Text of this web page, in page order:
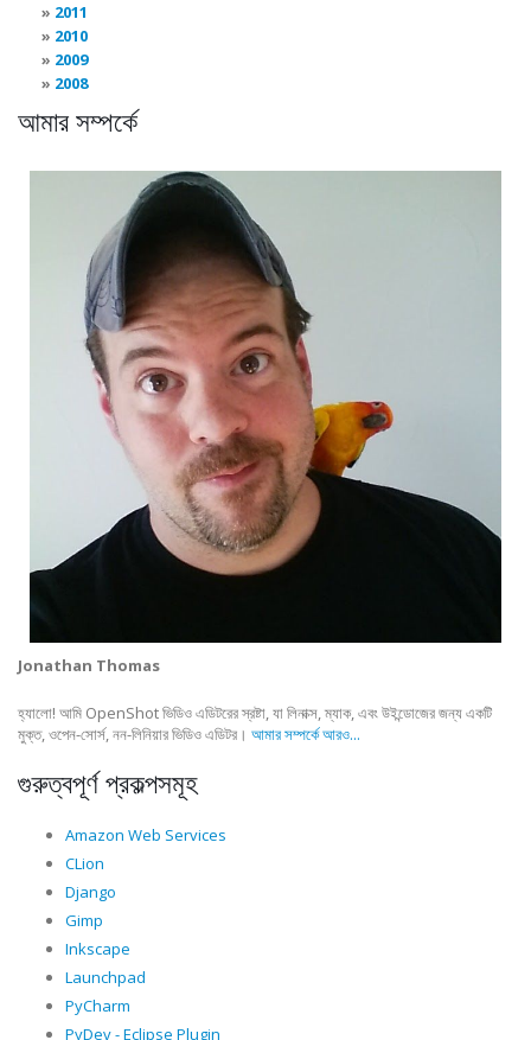
2011
2010
2009
2008
আমার সম্পর্কে
Jonathan Thomas
হ্যালো! আমি OpenShot ভিডিও এডিটরের স্রষ্টা, যা লিনাক্স, ম্যাক, এবং উইন্ডোজের জন্য একটি
মুক্ত, ওপেন-সোর্স, নন-লিনিয়ার ভিডিও এডিটর। আমার সম্পর্কে আরও...
গুরুত্বপূর্ণ প্রকল্পসমূহ
Amazon Web Services
CLion
Django
Gimp
Inkscape
Launchpad
PyCharm
PyDev - Eclipse Plugin